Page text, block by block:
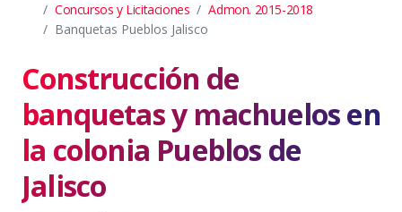
Concursos y Licitaciones
Admon. 2015-2018
Banquetas Pueblos Jalisco
Construcción de
banquetas y machuelos en
la colonia Pueblos de
Jalisco